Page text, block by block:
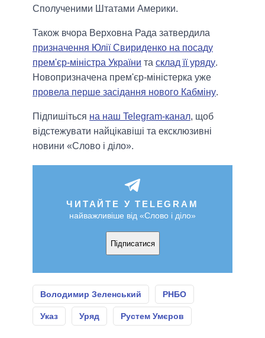
Сполученими Штатами Америки.
Також вчора Верховна Рада затвердила
призначення Юлiї Свириденко на посаду
прем'єр-міністра України та склад її уряду.
Новопризначена прем'єр-міністерка уже
провела перше засідання нового Кабміну.
Підпишіться на наш Telegram-канал, щоб
відстежувати найцікавіші та ексклюзивні
новини «Слово і діло».
ЧИТАЙТЕ У TELEGRAM
найважливіше від «Слово і діло»
Підписатися
Володимир Зеленський РНБО
Указ Уряд Рустем Умєров